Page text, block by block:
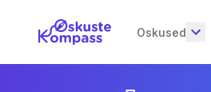
Oskused